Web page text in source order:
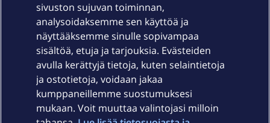
Laitteet & liittymät
Palvelut
sivuston sujuvan toiminnan,
analysoidaksemme sen käyttöä ja
näyttääksemme sinulle sopivampaa
sisältöä, etuja ja tarjouksia. Evästeiden
avulla kerättyjä tietoja, kuten selaintietoja
ja ostotietoja, voidaan jakaa
kumppaneillemme suostumuksesi
mukaan. Voit muuttaa valintojasi milloin